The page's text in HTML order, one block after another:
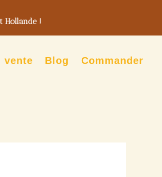
Hollande !
vente Blog Commander